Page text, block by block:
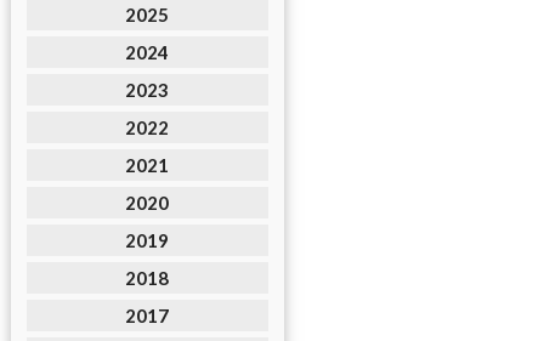
2025
2024
2023
2022
2021
2020
2019
2018
2017